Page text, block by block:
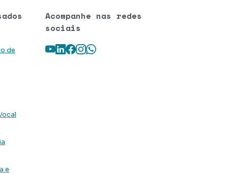
de
e
Acompanhe nas redes
sociais
Youtube
LinkedIn
Facebook
Instagram
WhatsApp